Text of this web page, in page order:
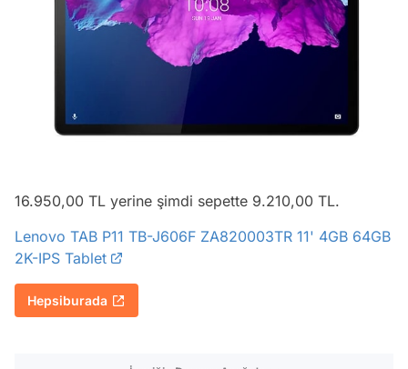
16.950,00 TL yerine şimdi sepette 9.210,00 TL.
Lenovo TAB P11 TB-J606F ZA820003TR 11' 4GB 64GB
2K-IPS Tablet
Hepsiburada